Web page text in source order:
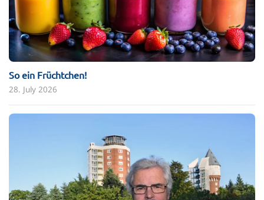
So ein Früchtchen!
28. July 2026